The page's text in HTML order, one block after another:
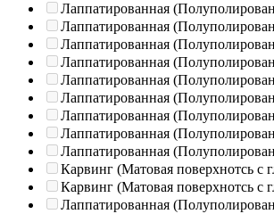
Лаппатированная
Лаппатированная
Лаппатированная
Лаппатированная
Лаппатированная
Лаппатированная
Лаппатированная
Лаппатированная
Лаппатированная
Карвинг (Матовая поверхнотсь с
Карвинг (Матовая поверхнотсь с
Лаппатированная